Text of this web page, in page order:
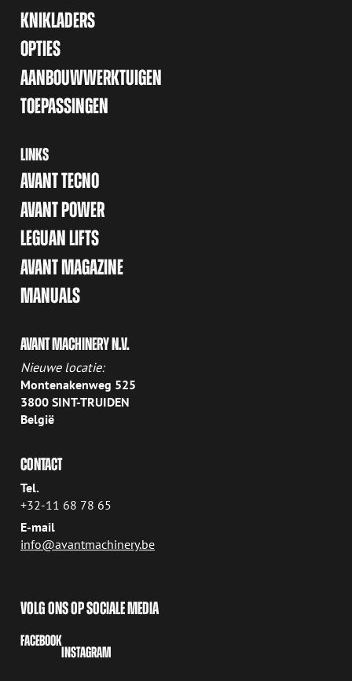
KNIKLADERS
OPTIES
AANBOUWWERKTUIGEN
TOEPASSINGEN
LINKS
AVANT TECNO
AVANT POWER
LEGUAN LIFTS
AVANT MAGAZINE
MANUALS
AVANT MACHINERY N.V.
Nieuwe locatie:
Montenakenweg 525
3800 SINT-TRUIDEN
België
CONTACT
Tel.
+32-11 68 78 65
E-mail
info@avantmachinery.be
VOLG ONS OP SOCIALE MEDIA
FACEBOOK
INSTAGRAM